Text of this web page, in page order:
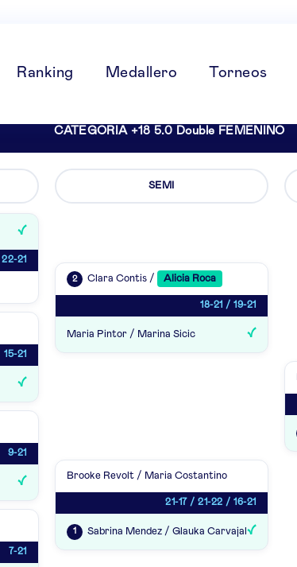
Ranking Medallero Torneos
CATEGORIA +18 5.0 Double FEMENINO
22-21
15-21
9-21
7-21
SEMI
2 Clara Contis / Alicia Roca
18-21 / 19-21
Maria Pintor / Marina Sicic
Brooke Revolt / Maria Costantino
21-17 / 21-22 / 16-21
1 Sabrina Mendez / Glauka Carvajal